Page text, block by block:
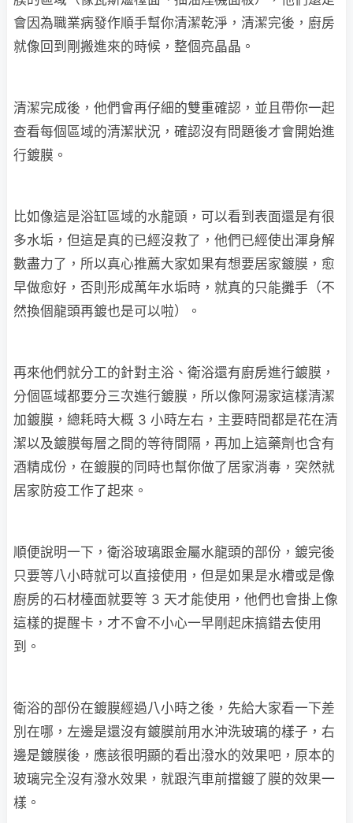
會因為職業病發作順手幫你清潔乾淨，清潔完後，廚房
就像回到剛搬進來的時候，整個亮晶晶。
清潔完成後，他們會再仔細的雙重確認，並且帶你一起
查看每個區域的清潔狀況，確認沒有問題後才會開始進
行鍍膜。
比如像這是浴缸區域的水龍頭，可以看到表面還是有很
多水垢，但這是真的已經沒救了，他們已經使出渾身解
數盡力了，所以真心推薦大家如果有想要居家鍍膜，愈
早做愈好，否則形成萬年水垢時，就真的只能攤手（不
然換個龍頭再鍍也是可以啦）。
再來他們就分工的針對主浴、衛浴還有廚房進行鍍膜，
分個區域都要分三次進行鍍膜，所以像阿湯家這樣清潔
加鍍膜，總耗時大概 3 小時左右，主要時間都是花在清
潔以及鍍膜每層之間的等待間隔，再加上這藥劑也含有
酒精成份，在鍍膜的同時也幫你做了居家消毒，突然就
居家防疫工作了起來。
順便說明一下，衛浴玻璃跟金屬水龍頭的部份，鍍完後
只要等八小時就可以直接使用，但是如果是水槽或是像
廚房的石材檯面就要等 3 天才能使用，他們也會掛上像
這樣的提醒卡，才不會不小心一早剛起床搞錯去使用
到。
衛浴的部份在鍍膜經過八小時之後，先給大家看一下差
別在哪，左邊是還沒有鍍膜前用水沖洗玻璃的樣子，右
邊是鍍膜後，應該很明顯的看出潑水的效果吧，原本的
玻璃完全沒有潑水效果，就跟汽車前擋鍍了膜的效果一
樣。